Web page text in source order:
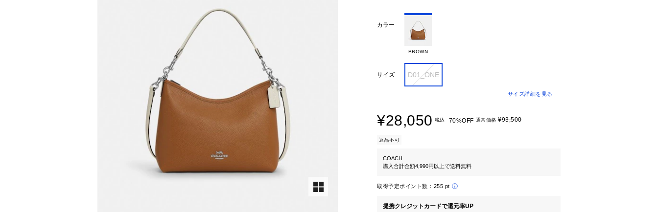
カラー
BROWN
サイズ D01_ONE
サイズ詳細を見る
¥28,050 税込 70%OFF 通常価格 ¥93,500
返品不可
COACH
購入合計金額4,990円以上で送料無料
取得予定ポイント数： 255 pt
提携クレジットカードで還元率UP